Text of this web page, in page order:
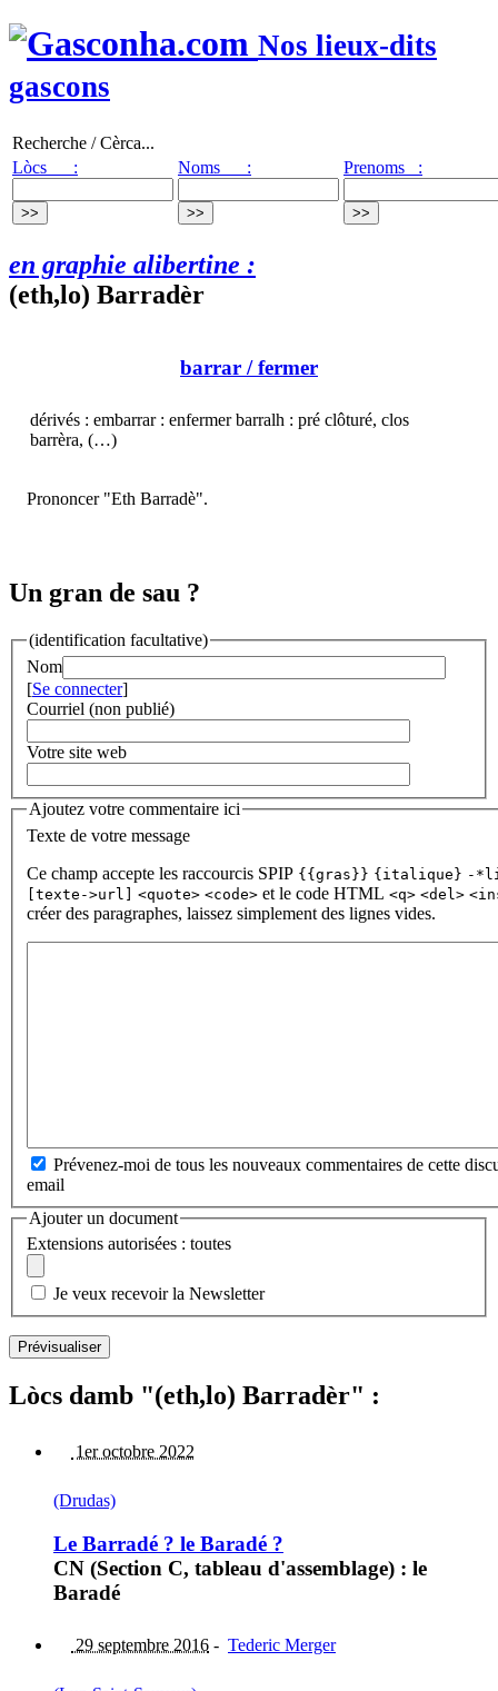
Nos lieux-dits
gascons
Recherche / Cèrca...
Lòcs :
Noms : Prenoms :
en graphie alibertine :
(eth,lo) Barradèr
barrar / fermer
dérivés : embarrar : enfermer barralh : pré clôturé, clos
barrèra, (…)
Prononcer "Eth Barradè".
Un gran de sau ?
(identification facultative)
Nom
[Se connecter]
Courriel (non publié)
Votre site web
Ajoutez votre commentaire ici
Texte de votre message
Ce champ accepte les raccourcis SPIP {{gras}} {italique} -
[texte->url] <quote> <code> et le code HTML <q> <del>
créer des paragraphes, laissez simplement des lignes vides.
Prévenez-moi de tous les nouveaux commentaires de cette
email
Ajouter un document
Extensions autorisées : toutes
Je veux recevoir la Newsletter
Lòcs damb "(eth,lo) Barradèr" :
1er octobre 2022
(Drudas)
Le Barradé ? le Baradé ?
CN (Section C, tableau d'assemblage) : le
Baradé
29 septembre 2016 - Tederic Merger